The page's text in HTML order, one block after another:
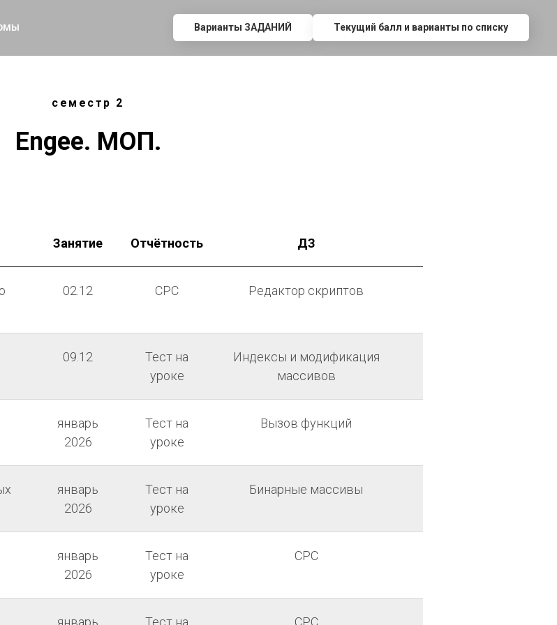
Варианты ЗАДАНИЙ Текущий балл и варианты по списку
семестр 2
Engee. МОП.
Занятие Отчётность ДЗ
02.12 СРС Редактор скриптов
09.12
Тест на
уроке
Индексы и модификация
массивов
январь
2026
Тест на
уроке
Вызов функций
январь
2026
Тест на
уроке
Бинарные массивы
январь
2026
Тест на
уроке
СРС
январь Тест на СРС